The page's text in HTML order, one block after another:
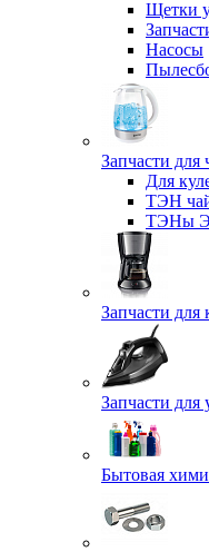
Щетки
Насосы
Запчасти для
Для
ТЭН
ТЭНы
Запчасти для
Запчасти для
Бытовая